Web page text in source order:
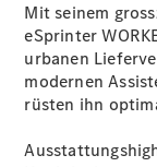
Mit seinem
eSprinter
urbanen
modernen
rüsten ihn